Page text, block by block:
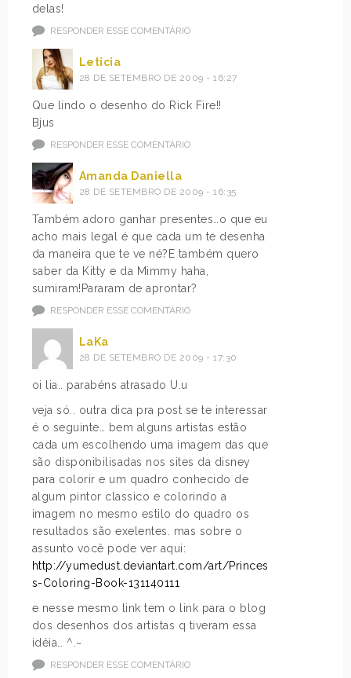
delas!
RESPONDER ESSE COMENTÁRIO
Leticia
28 DE SETEMBRO DE 2009 - 16:27
Que lindo o desenho do Rick Fire!!
Bjus
RESPONDER ESSE COMENTÁRIO
Amanda Daniella
28 DE SETEMBRO DE 2009 - 16:35
Também adoro ganhar presentes…o que eu
acho mais legal é que cada um te desenha
da maneira que te ve né?E também quero
saber da Kitty e da Mimmy haha,
sumiram!Pararam de aprontar?
RESPONDER ESSE COMENTÁRIO
LaKa
28 DE SETEMBRO DE 2009 - 17:30
oi lia.. parabéns atrasado U.u
veja só.. outra dica pra post se te interessar
é o seguinte… bem alguns artistas estão
cada um escolhendo uma imagem das que
são disponibilisadas nos sites da disney
para colorir e um quadro conhecido de
algum pintor classico e colorindo a
imagem no mesmo estilo do quadro os
resultados são exelentes. mas sobre o
assunto você pode ver aqui:
http://yumedust.deviantart.com/art/Princes
s-Coloring-Book-131140111
e nesse mesmo link tem o link para o blog
dos desenhos dos artistas q tiveram essa
idéia… ^.~
RESPONDER ESSE COMENTÁRIO